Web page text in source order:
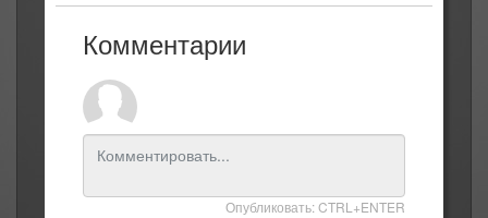
Комментарии
Опубликовать: CTRL+ENTER